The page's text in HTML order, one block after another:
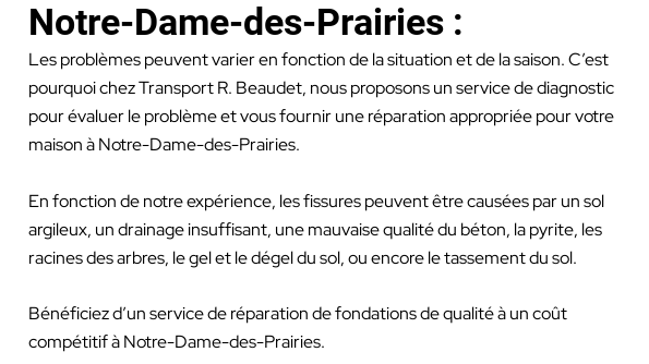
Notre-Dame-des-Prairies :
Les problèmes peuvent varier en fonction de la situation et de la saison. C’est
pourquoi chez Transport R. Beaudet, nous proposons un service de diagnostic
pour évaluer le problème et vous fournir une réparation appropriée pour votre
maison à Notre-Dame-des-Prairies.
En fonction de notre expérience, les fissures peuvent être causées par un sol
argileux, un drainage insuffisant, une mauvaise qualité du béton, la pyrite, les
racines des arbres, le gel et le dégel du sol, ou encore le tassement du sol.
Bénéficiez d’un service de réparation de fondations de qualité à un coût
compétitif à Notre-Dame-des-Prairies.